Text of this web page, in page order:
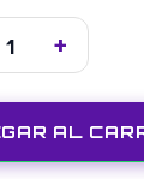
1 +
AL